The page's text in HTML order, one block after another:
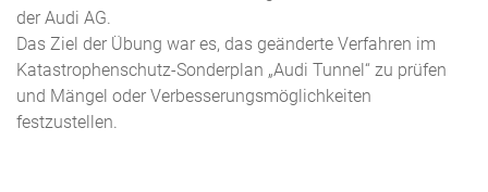
der Audi AG.
Das Ziel der Übung war es, das geänderte Verfahren im
Katastrophenschutz-Sonderplan „Audi Tunnel“ zu prüfen
und Mängel oder Verbesserungsmöglichkeiten
festzustellen.